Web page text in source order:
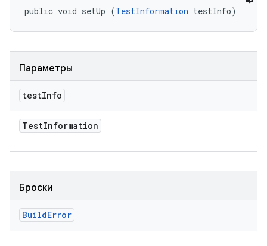
public void setUp (TestInformation testInfo)
Параметры
testInfo
TestInformation
Броски
BuildError